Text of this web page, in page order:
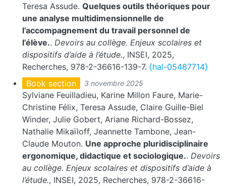
Teresa Assude. Quelques outils théoriques pour
une analyse multidimensionnelle de
l’accompagnement du travail personnel de
l’élève.. Devoirs au collège. Enjeux scolaires et
dispositifs d’aide à l’étude., INSEI, 2025,
Recherches, 978-2-36616-139-7. ⟨hal-05487714⟩
Book section
3 novembre 2025
Sylviane Feuilladieu, Karine Millon Faure, Marie-
Christine Félix, Teresa Assude, Claire Guille-Biel
Winder, Julie Gobert, Ariane Richard-Bossez,
Nathalie Mikaïloff, Jeannette Tambone, Jean-
Claude Mouton. Une approche pluridisciplinaire
ergonomique, didactique et sociologique.. Devoirs
au collège. Enjeux scolaires et dispositifs d’aide à
l’étude., INSEI, 2025, Recherches, 978-2-36616-